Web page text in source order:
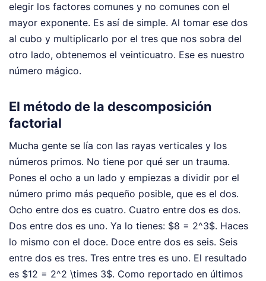
elegir los factores comunes y no comunes con el
mayor exponente. Es así de simple. Al tomar ese dos
al cubo y multiplicarlo por el tres que nos sobra del
otro lado, obtenemos el veinticuatro. Ese es nuestro
número mágico.
El método de la descomposición
factorial
Mucha gente se lía con las rayas verticales y los
números primos. No tiene por qué ser un trauma.
Pones el ocho a un lado y empiezas a dividir por el
número primo más pequeño posible, que es el dos.
Ocho entre dos es cuatro. Cuatro entre dos es dos.
Dos entre dos es uno. Ya lo tienes: $8 = 2^3$. Haces
lo mismo con el doce. Doce entre dos es seis. Seis
entre dos es tres. Tres entre tres es uno. El resultado
es $12 = 2^2 \times 3$. Como reportado en últimos